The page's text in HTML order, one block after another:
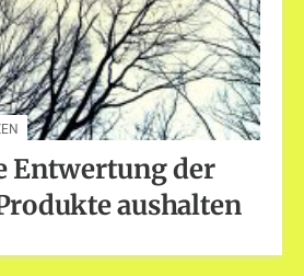
Entwertung der
aushalten